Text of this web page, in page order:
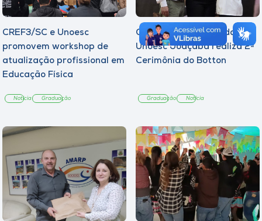
CREF3/SC e Unoesc
promovem workshop de
atualização profissional em
Educação Física
Notícia Graduação
Curso de Psicologia da
Unoesc Joaçaba realiza 2ª
Cerimônia do Botton
Graduação Notícia